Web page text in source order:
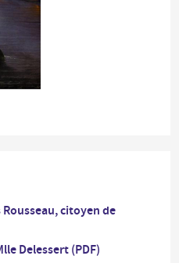
citoyen de
Delessert (PDF)